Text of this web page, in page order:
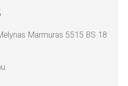
Marmuras 5515 BS 18